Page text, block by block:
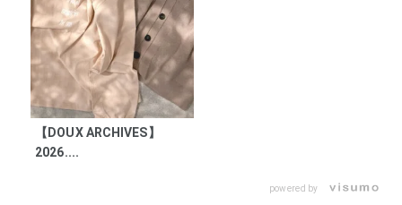
【DOUX ARCHIVES】
2026....
powered by